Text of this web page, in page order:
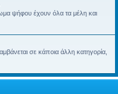
ψήφου έχουν όλα τα μέλη και
σε κάποια άλλη κατηγορία,